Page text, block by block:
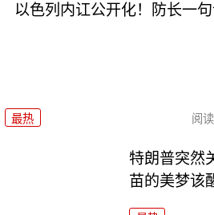
以色列内讧公开化！防长一
最热 阅读
特朗普突然
苗的美梦该